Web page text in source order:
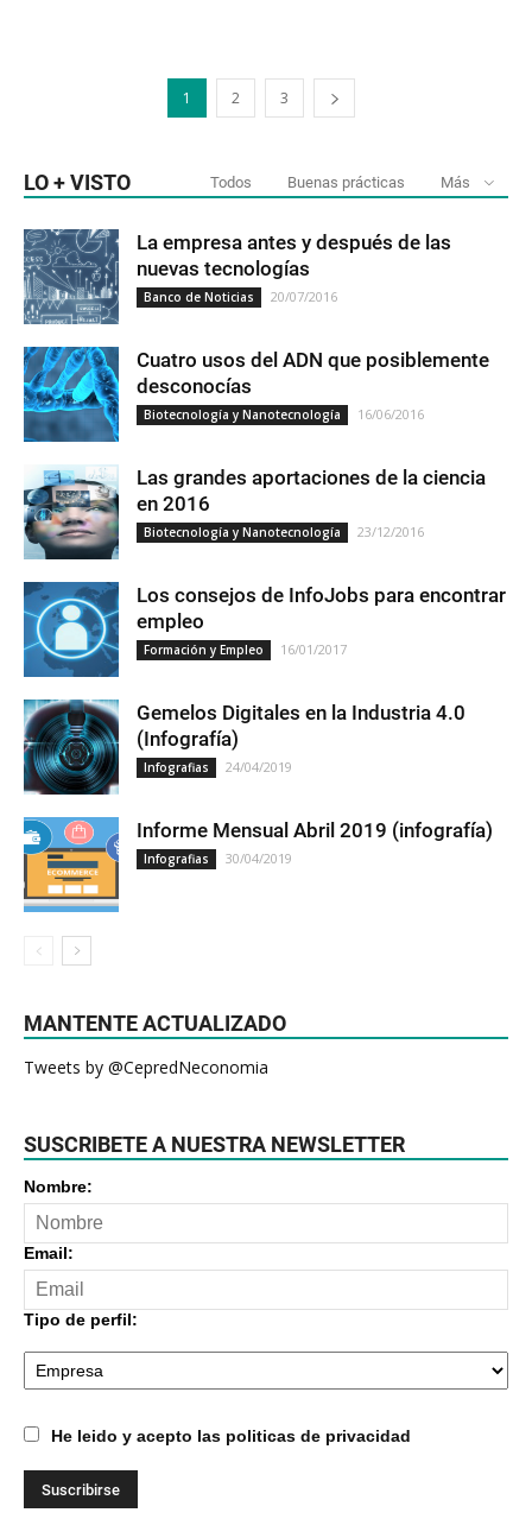
1 2 3
LO + VISTO Todos Buenas prácticas Más
La empresa antes y después de las
nuevas tecnologías
Banco de Noticias 20/07/2016
Cuatro usos del ADN que posiblemente
desconocías
Biotecnología y Nanotecnología 16/06/2016
Las grandes aportaciones de la ciencia
en 2016
Biotecnología y Nanotecnología 23/12/2016
Los consejos de InfoJobs para encontrar
empleo
Formación y Empleo 16/01/2017
Gemelos Digitales en la Industria 4.0
(Infografía)
Infografias 24/04/2019
Informe Mensual Abril 2019 (infografía)
Infografias 30/04/2019
MANTENTE ACTUALIZADO
Tweets by @CepredNeconomia
SUSCRIBETE A NUESTRA NEWSLETTER
Nombre:
Email:
Tipo de perfil:
He leido y acepto las politicas de privacidad